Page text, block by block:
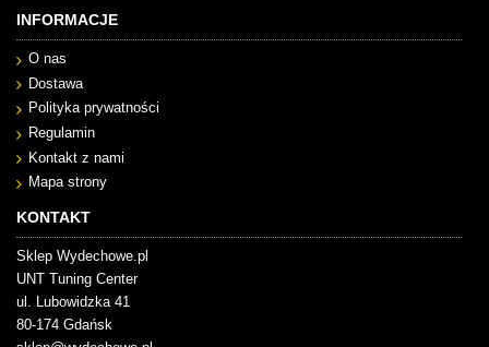
INFORMACJE
O nas
Dostawa
Polityka prywatności
Regulamin
Kontakt z nami
Mapa strony
KONTAKT
Sklep Wydechowe.pl
UNT Tuning Center
ul. Lubowidzka 41
80-174 Gdańsk